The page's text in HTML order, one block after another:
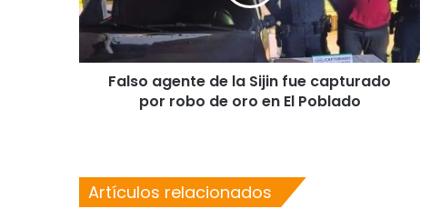
Falso agente de la Sijin fue capturado
por robo de oro en El Poblado
Artículos relacionados